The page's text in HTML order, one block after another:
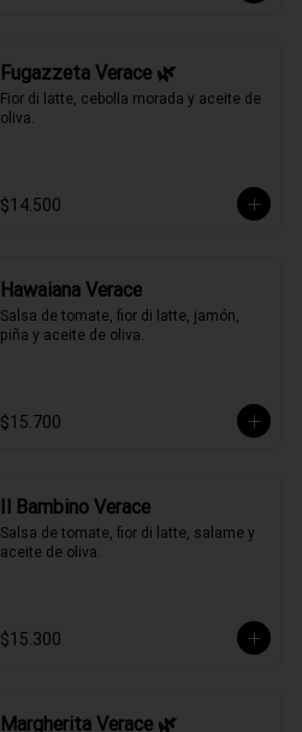
Fugazzeta Verace 🌿
Fior di latte, cebolla morada y aceite de
oliva.
$14.500
Hawaiana Verace
Salsa de tomate, fior di latte, jamón,
piña y aceite de oliva.
$15.700
Il Bambino Verace
Salsa de tomate, fior di latte, salame y
aceite de oliva.
$15.300
Margherita Verace 🌿